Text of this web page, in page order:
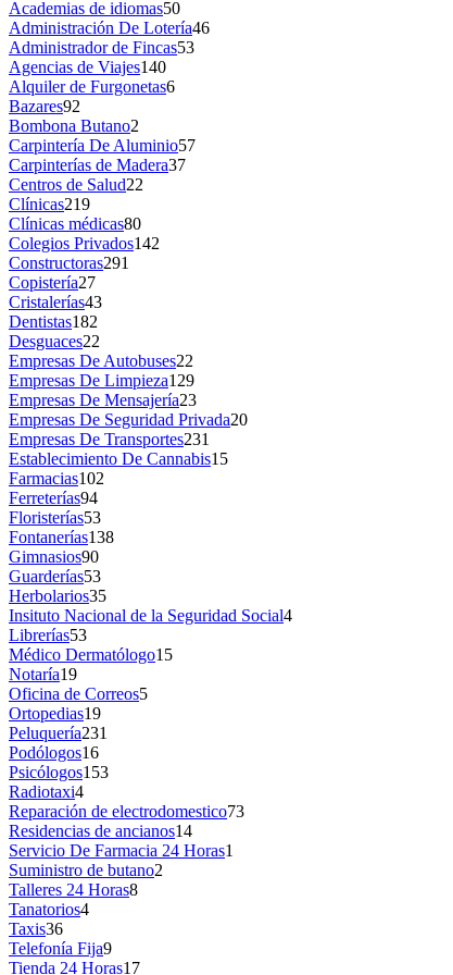
Academias de idiomas50
Administración De Lotería46
Administrador de Fincas53
Agencias de Viajes140
Alquiler de Furgonetas6
Bazares92
Bombona Butano2
Carpintería De Aluminio57
Carpinterías de Madera37
Centros de Salud22
Clínicas219
Clínicas médicas80
Colegios Privados142
Constructoras291
Copistería27
Cristalerías43
Dentistas182
Desguaces22
Empresas De Autobuses22
Empresas De Limpieza129
Empresas De Mensajería23
Empresas De Seguridad Privada20
Empresas De Transportes231
Establecimiento De Cannabis15
Farmacias102
Ferreterías94
Floristerías53
Fontanerías138
Gimnasios90
Guarderías53
Herbolarios35
Insituto Nacional de la Seguridad Social4
Librerías53
Médico Dermatólogo15
Notaría19
Oficina de Correos5
Ortopedias19
Peluquería231
Podólogos16
Psicólogos153
Radiotaxi4
Reparación de electrodomestico73
Residencias de ancianos14
Servicio De Farmacia 24 Horas1
Suministro de butano2
Talleres 24 Horas8
Tanatorios4
Taxis36
Telefonía Fija9
Tienda 24 Horas17